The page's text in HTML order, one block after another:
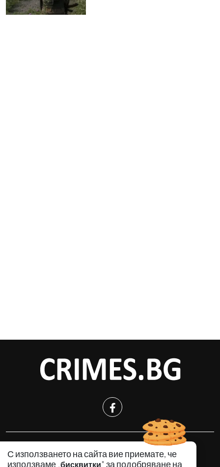
С използването на сайта вие приемате, че
използваме „бисквитки" за подобряване на
КРИМИНАЛНО
ИНЦИДЕНТИ